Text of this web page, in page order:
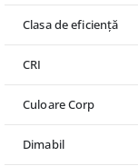
Clasa de eficiență
CRI
Culoare Corp
Dimabil